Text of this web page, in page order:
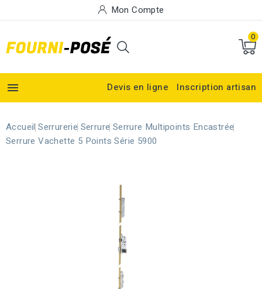
Mon Compte
0
 Devis en ligne Inscription artisan
Accueil Serrurerie Serrure Serrure Multipoints Encastrée
Serrure Vachette 5 Points Série 5900